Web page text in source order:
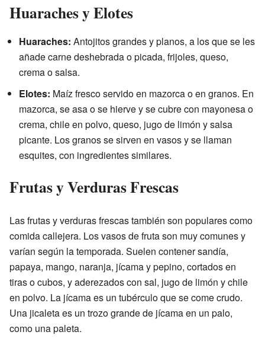
Huaraches y Elotes
Huaraches: Antojitos grandes y planos, a los que se les
añade carne deshebrada o picada, frijoles, queso,
crema o salsa.
Elotes: Maíz fresco servido en mazorca o en granos. En
mazorca, se asa o se hierve y se cubre con mayonesa o
crema, chile en polvo, queso, jugo de limón y salsa
picante. Los granos se sirven en vasos y se llaman
esquites, con ingredientes similares.
Frutas y Verduras Frescas
Las frutas y verduras frescas también son populares como
comida callejera. Los vasos de fruta son muy comunes y
varían según la temporada. Suelen contener sandía,
papaya, mango, naranja, jícama y pepino, cortados en
tiras o cubos, y aderezados con sal, jugo de limón y chile
en polvo. La jícama es un tubérculo que se come crudo.
Una jicaleta es un trozo grande de jícama en un palo,
como una paleta.